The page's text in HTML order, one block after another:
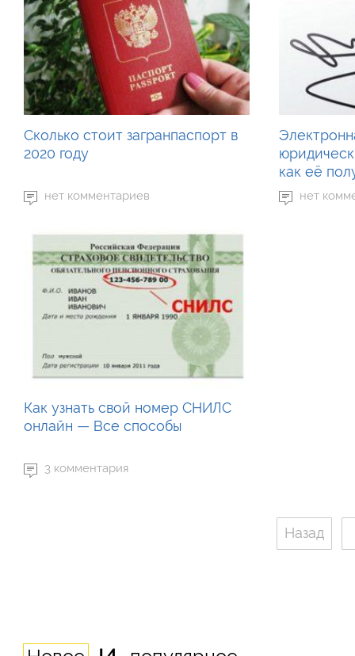
Сколько стоит загранпаспорт в
2020 году
нет комментариев
как её
нет
Как узнать свой номер СНИЛС
онлайн — Все способы
3 комментария
Назад